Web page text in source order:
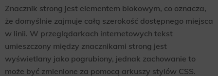
Znacznik strong jest elementem blokowym, co oznacza,
że domyślnie zajmuje całą szerokość dostępnego miejsca
w linii. W przeglądarkach internetowych tekst
umieszczony między znacznikami strong jest
wyświetlany jako pogrubiony, jednak zachowanie to
może być zmienione za pomocą arkuszy stylów CSS.